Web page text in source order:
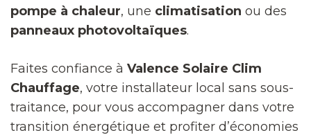
pompe à chaleur, une climatisation ou des
panneaux photovoltaïques.
Faites confiance à Valence Solaire Clim
Chauffage, votre installateur local sans sous-
traitance, pour vous accompagner dans votre
transition énergétique et profiter d’économies